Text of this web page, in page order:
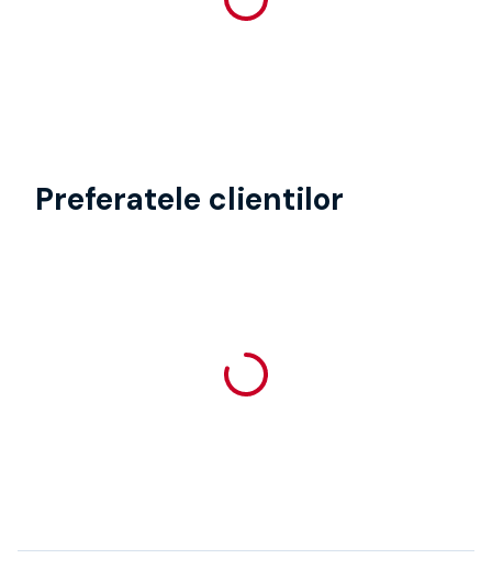
Preferatele clientilor